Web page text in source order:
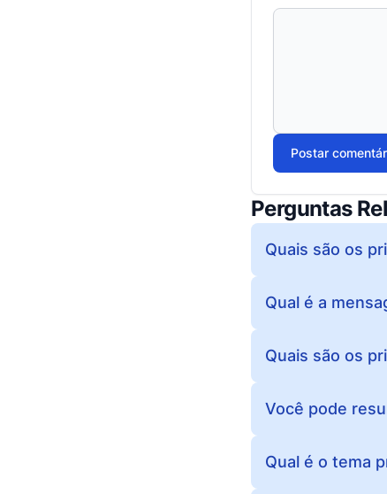
Postar
Perguntas
Quais são os
Qual é a
Quais são os
Você pode
Qual é o tema